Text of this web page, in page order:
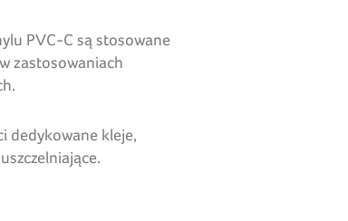
PVC-C są stosowane
zastosowaniach
dedykowane kleje,